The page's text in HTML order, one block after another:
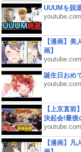
UUUMを脱
youtube.com
【漫画】美
画】
youtube.com
誕生日おめ
youtube.com
【上京直前
決起会!最後
youtube.com
【漫画】凡